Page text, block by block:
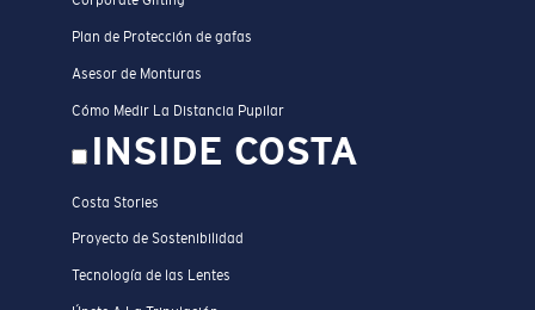
Plan de Protección de gafas
Asesor de Monturas
Cómo Medir La Distancia Pupilar
INSIDE COSTA
Costa Stories
Proyecto de Sostenibilidad
Tecnología de las Lentes